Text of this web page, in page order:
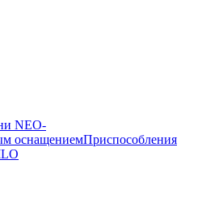
NEO-
оснащениемПриспособления